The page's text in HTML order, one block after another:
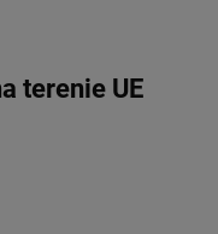
terenie UE